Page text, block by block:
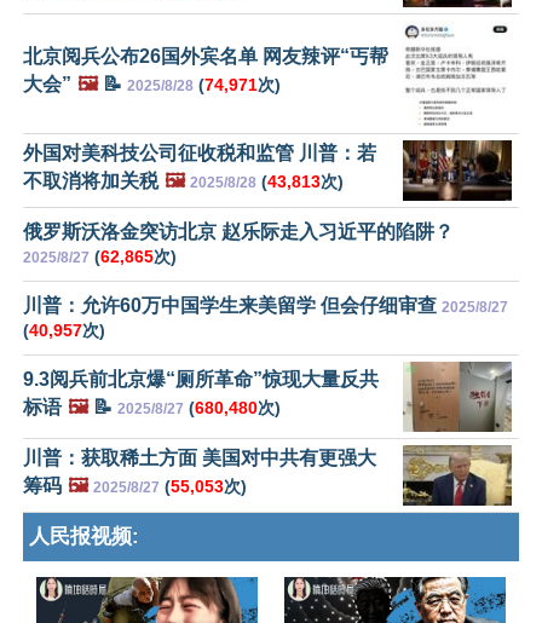
北京阅兵公布26国外宾名单 网友辣评“丐帮
大会” 🖼️📝 2025/8/28 (74,971次)
外国对美科技公司征收税和监管 川普：若
不取消将加关税 🖼️ 2025/8/28 (43,813次)
俄罗斯沃洛金突访北京 赵乐际走入习近平的陷阱？
2025/8/27 (62,865次)
川普：允许60万中国学生来美留学 但会仔细审查 2025/8/27
(40,957次)
9.3阅兵前北京爆“厕所革命”惊现大量反共
标语 🖼️📝 2025/8/27 (680,480次)
川普：获取稀土方面 美国对中共有更强大
筹码 🖼️ 2025/8/27 (55,053次)
人民报视频: